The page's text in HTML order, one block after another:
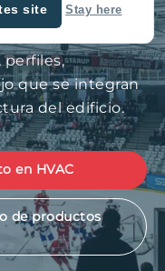
a
funcionalidad
perfiles,
que se integran
del edificio.
en HVAC
de productos
site Stay here